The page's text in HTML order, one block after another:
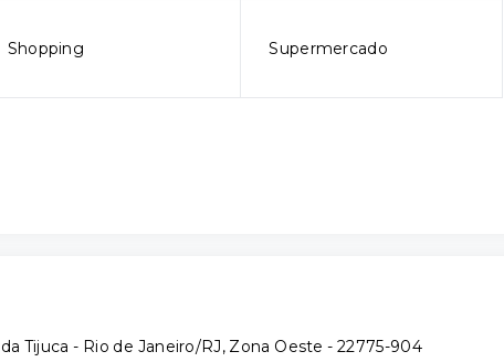
Shopping Supermercado
Tijuca - Rio de Janeiro/RJ, Zona Oeste - 22775-904